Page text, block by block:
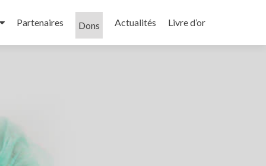
Partenaires Dons Actualités Livre d’or